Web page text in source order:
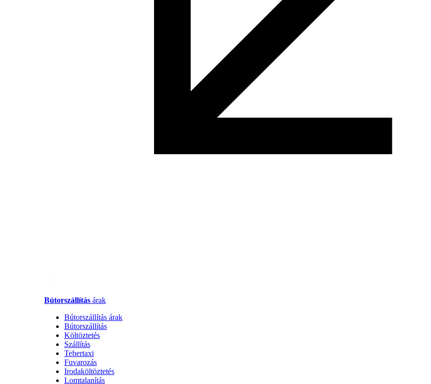
Bútorszállítás árak
Bútorszállítás árak
Bútorszállítás
Költöztetés
Szállítás
Tehertaxi
Fuvarozás
Irodaköltöztetés
Lomtalanítás